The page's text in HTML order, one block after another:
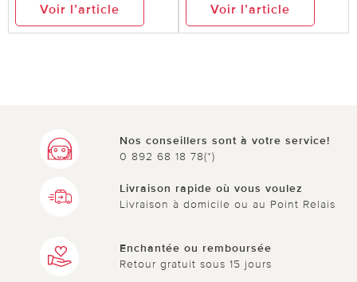
Voir l’article Voir l’article
Nos conseillers sont à votre service!
0 892 68 18 78(*)
Livraison rapide où vous voulez
Livraison à domicile ou au Point Relais
Enchantée ou remboursée
Retour gratuit sous 15 jours